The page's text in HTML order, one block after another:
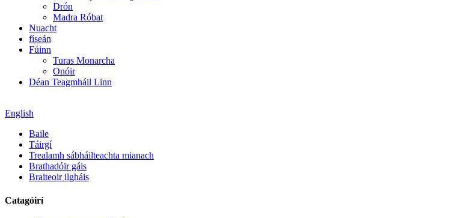
Drón
Madra Róbat
Nuacht
físeán
Fúinn
Turas Monarcha
Onóir
Déan Teagmháil Linn
English
Baile
Táirgí
Trealamh sábháilteachta mianach
Brathadóir gáis
Braiteoir ilgháis
Catagóirí